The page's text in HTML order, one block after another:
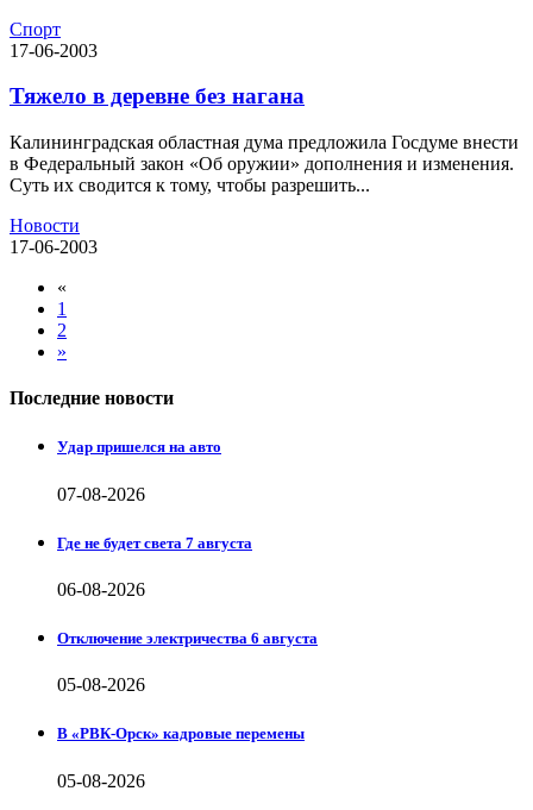
Спорт
17-06-2003
Тяжело в деревне без нагана
Калининградская областная дума предложила Госдуме внести
в Федеральный закон «Об оружии» дополнения и изменения.
Суть их сводится к тому, чтобы разрешить...
Новости
17-06-2003
«
1
2
»
Последние новости
Удар пришелся на авто
07-08-2026
Где не будет света 7 августа
06-08-2026
Отключение электричества 6 августа
05-08-2026
В «РВК-Орск» кадровые перемены
05-08-2026